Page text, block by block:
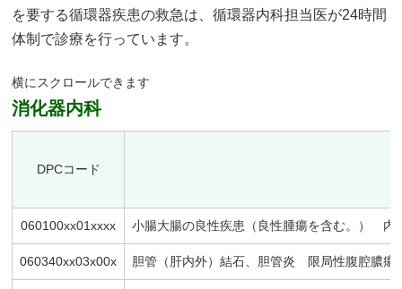
を要する循環器疾患の救急は、循環器内科担当医が24時間
体制で診療を行っています。
消化器内科
DPCコード
060100xx01xxxx 小腸大腸の良性疾患（良性腫瘍を含む。） 内
060340xx03x00x 胆管（肝内外）結石、胆管炎 限局性腹腔膿